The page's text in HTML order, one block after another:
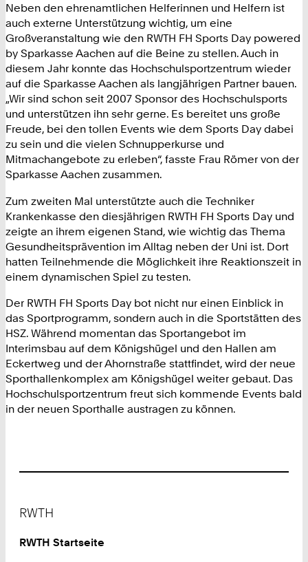
Neben den ehrenamtlichen Helferinnen und Helfern ist
auch externe Unterstützung wichtig, um eine
Großveranstaltung wie den RWTH FH Sports Day powered
by Sparkasse Aachen auf die Beine zu stellen. Auch in
diesem Jahr konnte das Hochschulsportzentrum wieder
auf die Sparkasse Aachen als langjährigen Partner bauen.
„Wir sind schon seit 2007 Sponsor des Hochschulsports
und unterstützen ihn sehr gerne. Es bereitet uns große
Freude, bei den tollen Events wie dem Sports Day dabei
zu sein und die vielen Schnupperkurse und
Mitmachangebote zu erleben“, fasste Frau Römer von der
Sparkasse Aachen zusammen.
Zum zweiten Mal unterstützte auch die Techniker
Krankenkasse den diesjährigen RWTH FH Sports Day und
zeigte an ihrem eigenen Stand, wie wichtig das Thema
Gesundheitsprävention im Alltag neben der Uni ist. Dort
hatten Teilnehmende die Möglichkeit ihre Reaktionszeit in
einem dynamischen Spiel zu testen.
Der RWTH FH Sports Day bot nicht nur einen Einblick in
das Sportprogramm, sondern auch in die Sportstätten des
HSZ. Während momentan das Sportangebot im
Interimsbau auf dem Königshügel und den Hallen am
Eckertweg und der Ahornstraße stattfindet, wird der neue
Sporthallenkomplex am Königshügel weiter gebaut. Das
Hochschulsportzentrum freut sich kommende Events bald
in der neuen Sporthalle austragen zu können.
RWTH
RWTH Startseite